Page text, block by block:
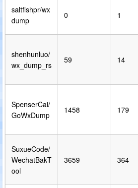
saltfishpr/wx
dump
0 1
shenhunluo/
wx_dump_rs
59 14
SpenserCai/
GoWxDump
1458 179
SuxueCode/
WechatBakT
ool
3659 364